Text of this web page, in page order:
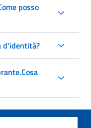
posso
d'identità?